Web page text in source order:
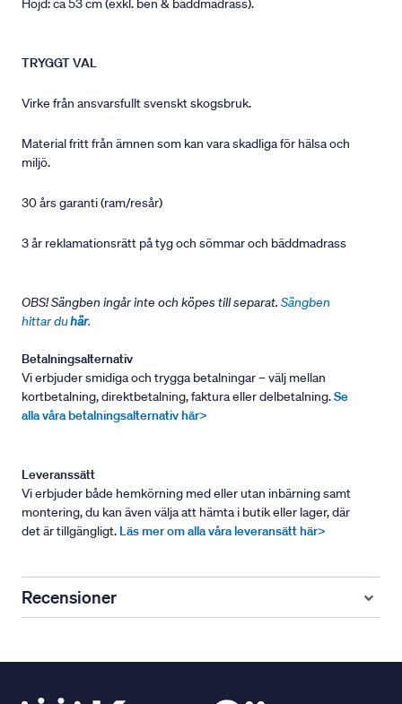
Höjd: ca 53 cm (exkl. ben & bäddmadrass).
TRYGGT VAL
Virke från ansvarsfullt svenskt skogsbruk.
Material fritt från ämnen som kan vara skadliga för hälsa och
miljö.
30 års garanti (ram/resår)
3 år reklamationsrätt på tyg och sömmar och bäddmadrass
OBS! Sängben ingår inte och köpes till separat. Sängben
hittar duhär.
Betalningsalternativ
Vi erbjuder smidiga och trygga betalningar – välj mellan
kortbetalning, direktbetalning, faktura eller delbetalning.Se
alla våra betalningsalternativ här>
Leveranssätt
Vi erbjuder både hemkörning med eller utan inbärning samt
montering, du kan även välja att hämta i butik eller lager, där
det är tillgängligt. Läs mer om alla våra leveransätt här>
Recensioner